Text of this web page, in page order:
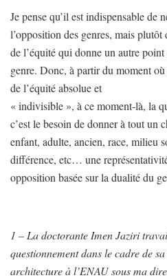
Je pense qu’il est indispensable de
l’opposition des genres, mais
de l’équité qui donne un autre
genre. Donc, à partir du moment
de l’équité absolue et
« indivisible », à ce moment-là, la
c’est le besoin de donner à tout un
enfant, adulte, ancien, race, milieu
différence, etc… une
opposition basée sur la dualité du
1 – La doctorante Imen Jaziri
questionnement dans le cadre de
architecture à l’ENAU sous ma